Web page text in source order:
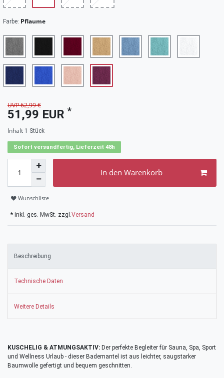
Farbe: Pflaume
UVP 62,99 €
51,99 EUR *
Inhalt 1 Stück
Sofort versandfertig, Lieferzeit 48h
In den Warenkorb
Wunschliste
* inkl. ges. MwSt. zzgl. Versand
Beschreibung
Technische Daten
Weitere Details
KUSCHELIG & ATMUNGSAKTIV: Der perfekte Begleiter für Sauna, Spa, Sport
und Wellness Urlaub - dieser Bademantel ist aus leichter, saugstarker
Baumwolle gefertigt und bequem geschnitten.